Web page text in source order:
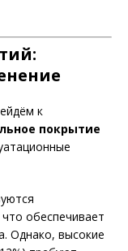
к
покрытие
обеспечивает
Однако, высокие